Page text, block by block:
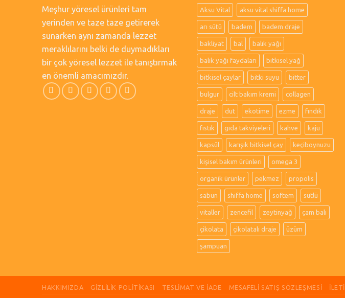
Meşhur yöresel ürünleri tam
yerinden ve taze taze getirerek
sunarken aynı zamanda lezzet
meraklılarını belki de duymadıkları
bir çok yöresel lezzet ile tanıştırmak
en önemli amacımızdır.
Aksu Vital aksu vital shiffa home
arı sütü badem badem draje
bakliyat bal balık yağı
balık yağı faydaları bitkisel yağ
bitkisel çaylar bitki suyu bitter
bulgur cilt bakım kremi collagen
draje dut ekotime ezme fındık
fıstık gıda takviyeleri kahve kaju
kapsül karışık bitkisel çay keçiboynuzu
kişisel bakım ürünleri omega 3
organik ürünler pekmez propolis
sabun shiffa home softem sütlü
vitaller zencefil zeytinyağ çam balı
çikolata çikolatalı draje üzüm
şampuan
HAKKIMIZDA GIZLILIK POLITIKASI TESLIMAT VE İADE MESAFELI SATIŞ SÖZLEŞMESI